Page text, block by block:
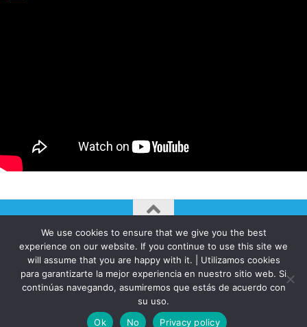
AUTOGIRO/el giro del arte actual © JAVIER MARTINEZ 2026. All
Rights Reserved.
Funciona con - Diseñado con elTema Hueman
We use cookies to ensure that we give you the best
experience on our website. If you continue to use this site we
will assume that you are happy with it. | Utilizamos cookies
para garantizarte la mejor experiencia en nuestro sitio web. Si
continúas navegando, asumiremos que estás de acuerdo con
su uso.
Ok
No Privacy policy